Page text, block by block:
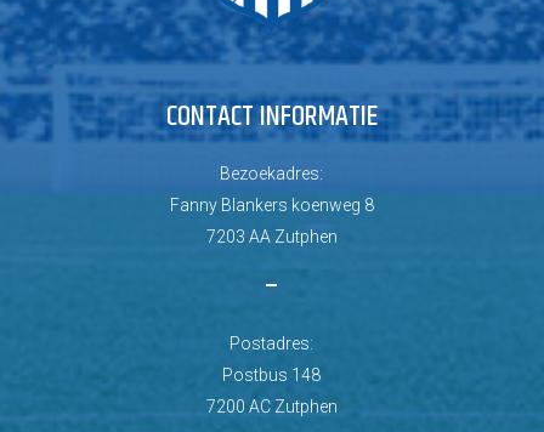
CONTACT INFORMATIE
Bezoekadres:
Fanny Blankers koenweg 8
7203 AA Zutphen
–
Postadres:
Postbus 148
7200 AC Zutphen